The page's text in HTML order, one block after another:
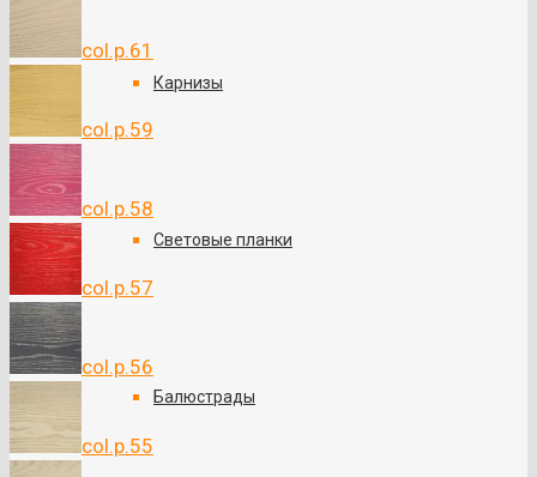
Карнизы
Световые планки
Балюстрады
col.p.61
col.p.59
col.p.58
col.p.57
col.p.56
col.p.55